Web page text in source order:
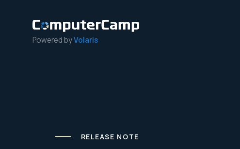
Powered byVolaris
RELEASE NOTE